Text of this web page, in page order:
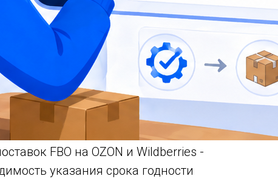
FBO на OZON и Wildberries -
указания срока годности